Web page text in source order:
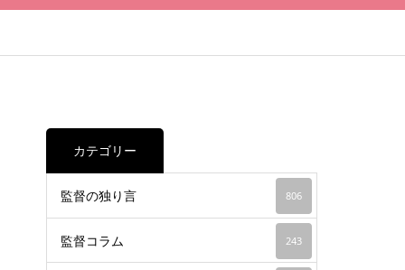
カテゴリー
監督の独り言 806
監督コラム 243